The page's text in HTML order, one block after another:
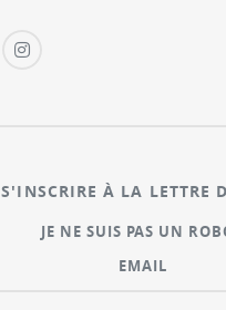
S'INSCRIRE À LA LETTRE
JE NE SUIS PAS UN
EMAIL